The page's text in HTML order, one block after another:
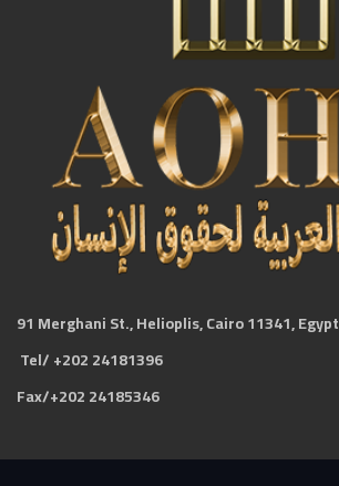
91 Merghani St., Helioplis, Cairo 11341, Egypt
Tel/ +202 24181396
Fax/+202 24185346